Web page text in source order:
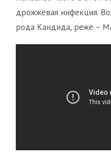
дрожжевая инфекция.
рода Кандида, реже –